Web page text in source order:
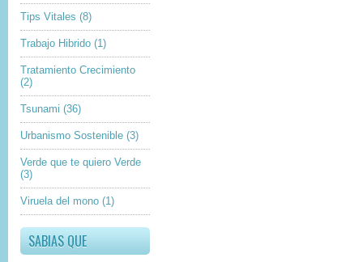
Tips Vitales (8)
Trabajo Hibrido (1)
Tratamiento Crecimiento
(2)
Tsunami (36)
Urbanismo Sostenible (3)
Verde que te quiero Verde
(3)
Viruela del mono (1)
SABIAS QUE